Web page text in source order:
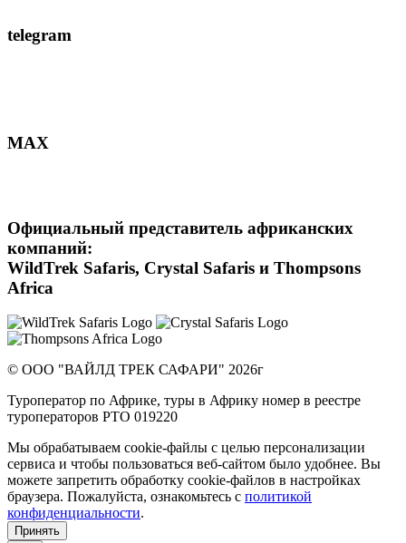
telegram
MAX
Официальный представитель африканских
компаний:
WildTrek Safaris, Crystal Safaris и Thompsons
Africa
© ООО "ВАЙЛД ТРЕК САФАРИ" 2026г
Туроператор по Африке, туры в Африку номер в реестре
туроператоров РТО 019220
Мы обрабатываем cookie-файлы с целью персонализации
сервиса и чтобы пользоваться веб-сайтом было удобнее. Вы
можете запретить обработку cookie-файлов в настройках
браузера. Пожалуйста, ознакомьтесь с политикой
конфиденциальности.
Принять